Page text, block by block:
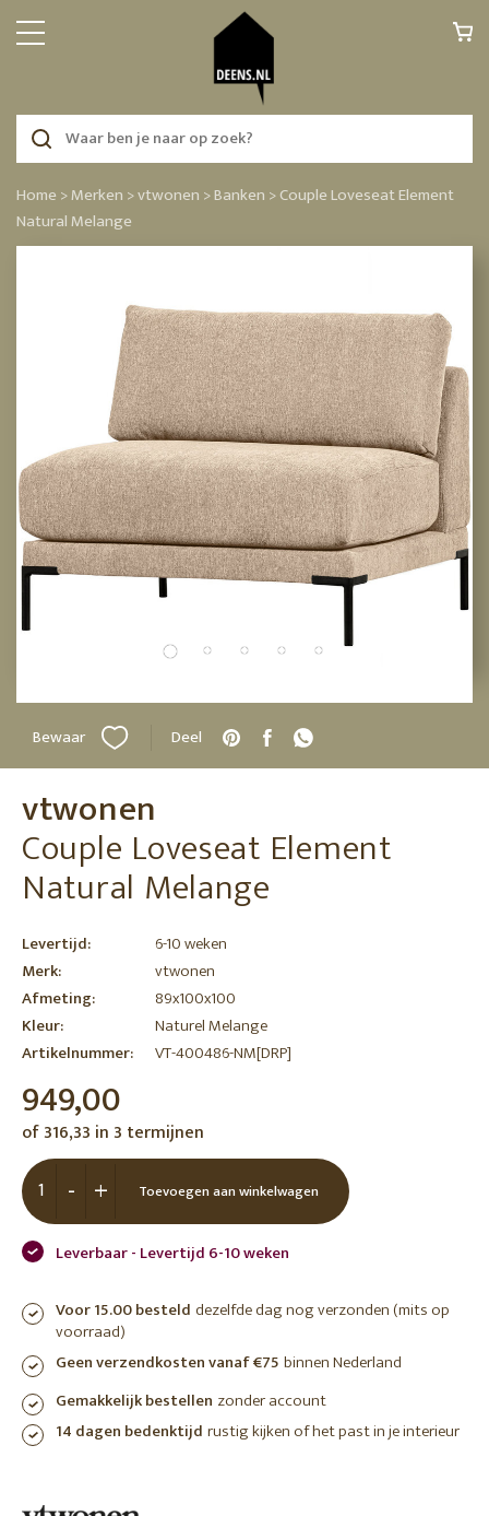
Home >Merken >vtwonen >Banken >Couple Loveseat Element
Natural Melange
Bewaar Deel
vtwonen
Couple Loveseat Element
Natural Melange
Levertijd:
6-10 weken
Merk:
vtwonen
Afmeting:
89x100x100
Kleur:
Naturel Melange
Artikelnummer:
VT-400486-NM[DRP]
949,00
of 316,33 in 3 termijnen
+
- Toevoegen aan winkelwagen
Leverbaar - Levertijd 6-10 weken
Voor 15.00 besteld dezelfde dag nog verzonden (mits op
voorraad)
Geen verzendkosten vanaf €75 binnen Nederland
Gemakkelijk bestellen zonder account
14 dagen bedenktijd rustig kijken of het past in je interieur